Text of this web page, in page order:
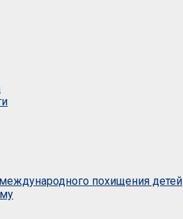
похищения детей